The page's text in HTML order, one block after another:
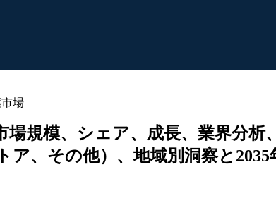
場
場規模、シェア、成長、業界分
ア、その他）、地域別洞察と2035